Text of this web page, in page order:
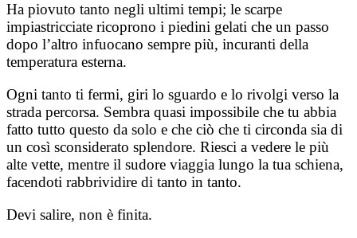
Ha piovuto tanto negli ultimi tempi; le scarpe
impiastricciate ricoprono i piedini gelati che un passo
dopo l’altro infuocano sempre più, incuranti della
temperatura esterna.
Ogni tanto ti fermi, giri lo sguardo e lo rivolgi verso la
strada percorsa. Sembra quasi impossibile che tu abbia
fatto tutto questo da solo e che ciò che ti circonda sia di
un così sconsiderato splendore. Riesci a vedere le più
alte vette, mentre il sudore viaggia lungo la tua schiena,
facendoti rabbrividire di tanto in tanto.
Devi salire, non è finita.